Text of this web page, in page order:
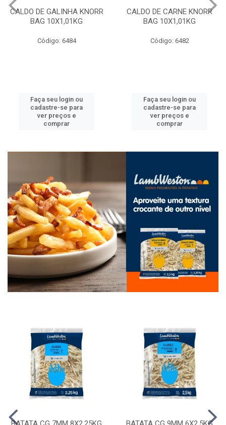
CALDO DE GALINHA KNORR
BAG 10X1,01KG
Código: 6484
Faça seu login ou
cadastre-se para
ver preços e
comprar
CALDO DE CARNE KNORR
BAG 10X1,01KG
Código: 6482
Faça seu login ou
cadastre-se para
ver preços e
comprar